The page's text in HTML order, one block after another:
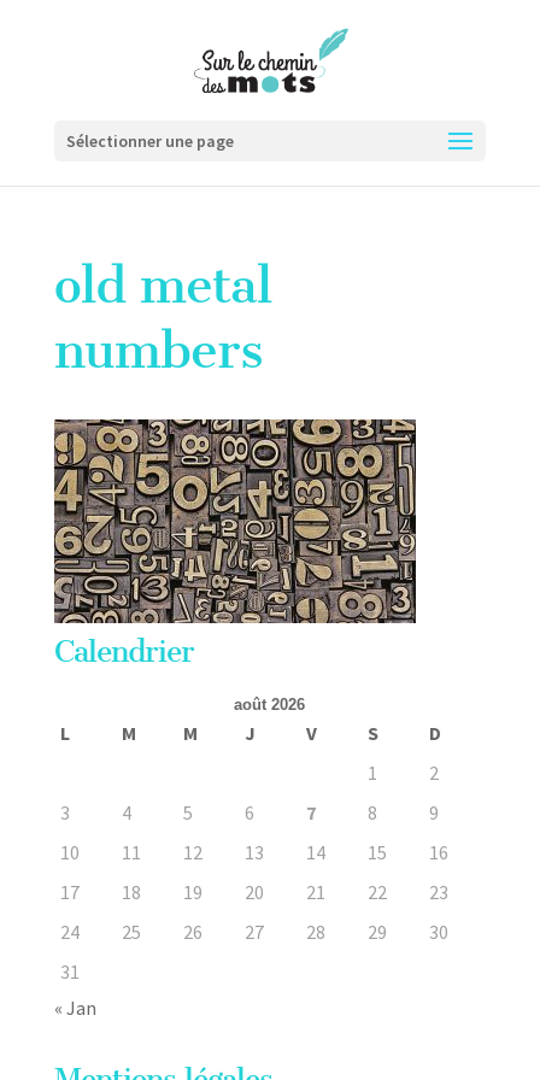
Sélectionner une page
old metal
numbers
Calendrier
août 2026
L M M J V S
D
1
2
3
4 5 6 7 8
9
10
11 12 13 14 15
16
17
18 19 20 21 22
23
24
25 26 27 28 29
30
31
« Jan